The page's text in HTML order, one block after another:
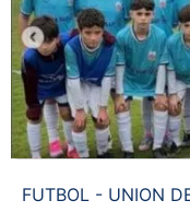
FUTBOL - UNION